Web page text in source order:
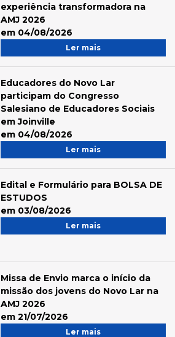
experiência transformadora na
AMJ 2026
em 04/08/2026
Ler mais
Educadores do Novo Lar
participam do Congresso
Salesiano de Educadores Sociais
em Joinville
em 04/08/2026
Ler mais
Edital e Formulário para BOLSA DE
ESTUDOS
em 03/08/2026
Ler mais
Missa de Envio marca o início da
missão dos jovens do Novo Lar na
AMJ 2026
em 21/07/2026
Ler mais